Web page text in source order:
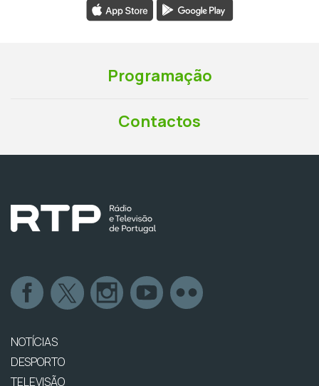
Programação
Contactos
NOTÍCIAS
DESPORTO
TELEVISÃO